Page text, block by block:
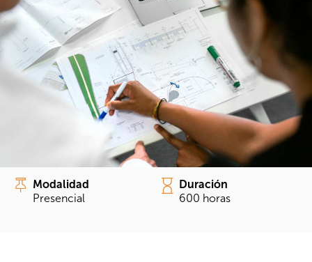
Modalidad
Presencial
Duración
600 horas